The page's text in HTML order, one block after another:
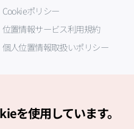
Cookieポリシー
位置情報サービス利用規約
個人位置情報取扱いポリシー
を使用しています。